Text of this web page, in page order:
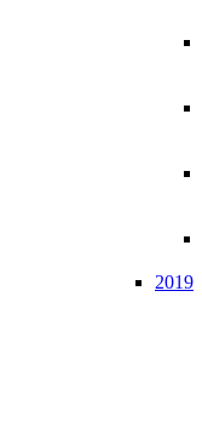
2019